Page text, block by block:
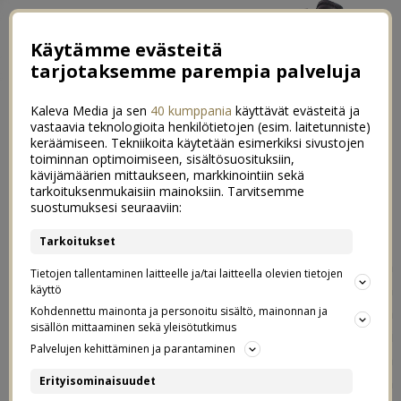
Raskausviikko 34. (33+0-33+6)
Enää kolme viikkoa siihen, että vauva on täysiaikainen! Ja
ihan hullua, että vain 13 päivää siihen, että vauva on
saman ikäinen kuin meidän esikoinen syntyessään. Kyllä
tässä viikot käy vähiin. Mutta supistuksia mulla ei
edelleenkään ole hirveästi, joten voihan se olla, että
oikeasti tämä raskaus kestää jopa laskettuun aikaan
Käytämme evästeitä
tarjotaksemme parempia palveluja
Kaleva Media ja sen 40 kumppania käyttävät evästeitä ja
vastaavia teknologioita henkilötietojen (esim. laitetunniste)
keräämiseen. Tekniikoita käytetään esimerkiksi sivustojen
toiminnan optimoimiseen, sisältösuosituksiin,
kävijämäärien mittaukseen, markkinointiin sekä
tarkoituksenmukaisiin mainoksiin. Tarvitsemme
suostumuksesi seuraaviin:
Tarkoitukset
Tietojen tallentaminen laitteelle ja/tai laitteella olevien tietojen
käyttö
Kohdennettu mainonta ja personoitu sisältö, mainonnan ja
sisällön mittaaminen sekä yleisötutkimus
Palvelujen kehittäminen ja parantaminen
Erityisominaisuudet